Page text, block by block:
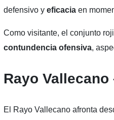
defensivo y eficacia en
Como visitante, el conjunto
contundencia ofensiva,
Rayo
El Rayo Vallecano afronta